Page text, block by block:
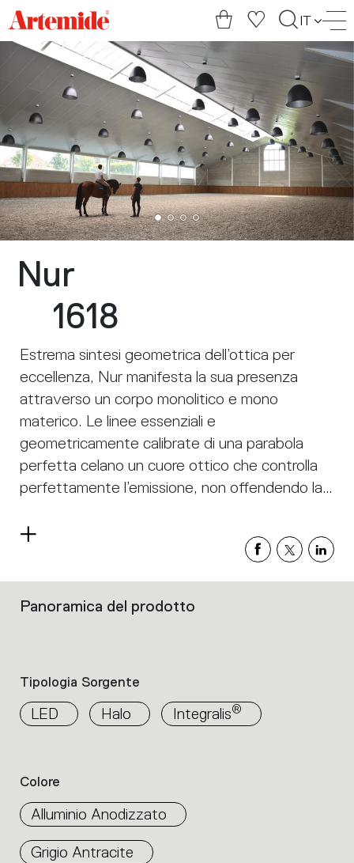
Artemide
home
page
IT
Nur
1618
Estrema sintesi geometrica dell’ottica per
eccellenza, Nur manifesta la sua presenza
attraverso un corpo monolitico e mono
materico. Le linee essenziali e
geometricamente calibrate di una parabola
perfetta celano un cuore ottico che controlla
perfettamente l’emissione, non offendendo la
generale dell’ambiente grazie anche
all’emissione indiretta. Artemide App
Leggi
Filtri
dei
prodotti
all’interno
i
filtri
per
individuare
il
Panoramica del prodotto
Tipologia Sorgente
LED Halo Integralis®
Colore
Alluminio Anodizzato
Grigio Antracite